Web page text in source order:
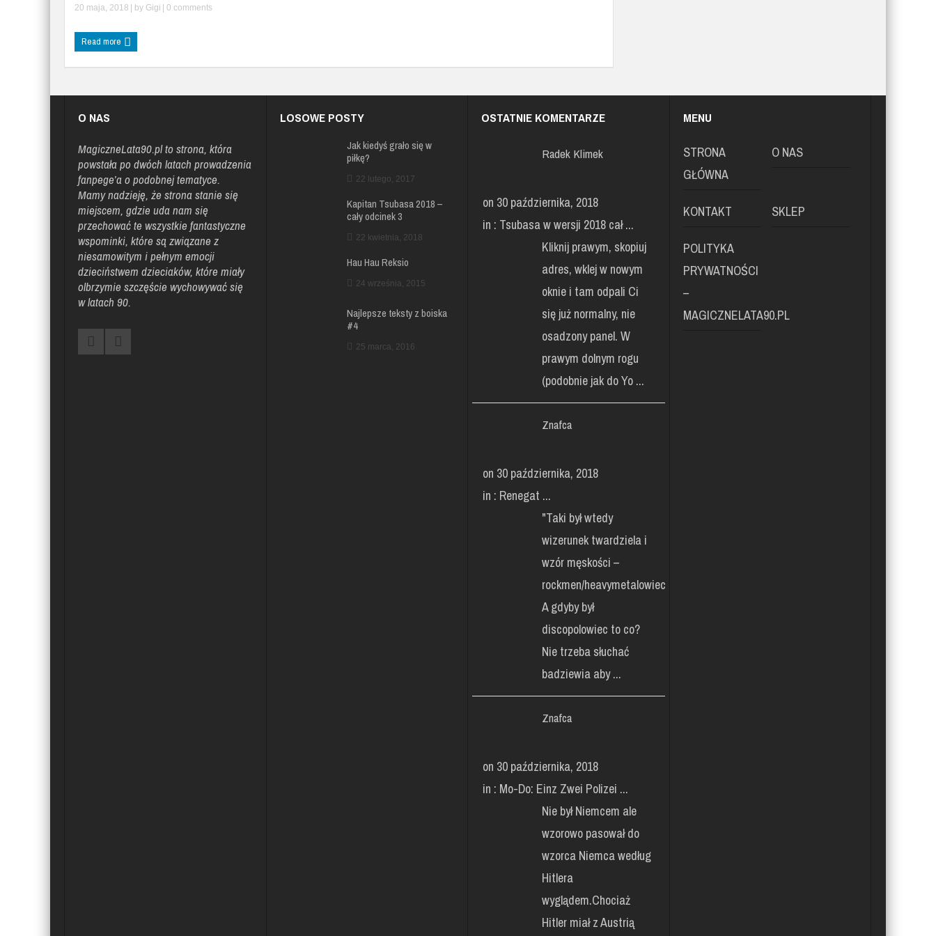
20 maja, 2018 | by Gigi 0 comments
Read more
O NAS
MagiczneLata90.plto strona, która
powstała po dwóch latach prowadzenia
fanpege’a o podobnej tematyce.
Mamy nadzieję, że strona stanie się
miejscem, gdzie uda nam się
przechować te wszystkie fantastyczne
wspominki, które są związane z
niesamowitym i pełnym emocji
dzieciństwem dzieciaków, które miały
olbrzymie szczęście wychowywać się
w latach 90.
LOSOWE POSTY
Jak kiedyś grało się w
piłkę?
22 lutego, 2017
Kapitan Tsubasa 2018 –
cały odcinek 3
22 kwietnia, 2018
Hau Hau Reksio
24 września, 2015
Najlepsze teksty z boiska
#4
25 marca, 2016
OSTATNIE KOMENTARZE
Radek Klimek
on 30 października, 2018
in : Tsubasa w wersji 2018 cał ...
Kliknij prawym, skopiuj
adres, wklej w nowym
oknie i tam odpali Ci
się już normalny, nie
osadzony panel. W
prawym dolnym rogu
(podobnie jak do Yo ...
Znafca
on 30 października, 2018
in : Renegat ...
"Taki był wtedy
wizerunek twardziela i
wzór męskości –
rockmen/heavymetalowiec"
A gdyby był
discopolowiec to co?
Nie trzeba słuchać
badziewia aby ...
Znafca
on 30 października, 2018
in : Mo-Do: Einz Zwei Polizei ...
Nie był Niemcem ale
wzorowo pasował do
wzorca Niemca według
Hitlera
wyglądem.Chociaż
Hitler miał z Austrią
MENU
STRONA
GŁÓWNA
O NAS
KONTAKT SKLEP
POLITYKA
PRYWATNOŚCI
–
MAGICZNELATA90.PL